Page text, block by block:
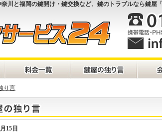
川と福岡の鍵開け・鍵交換など、鍵のトラブルなら鍵屋
り言
15日